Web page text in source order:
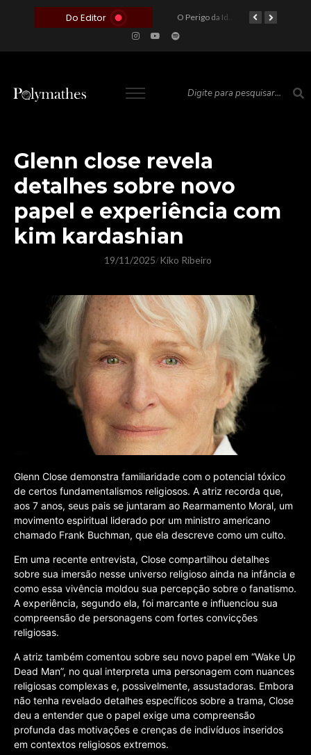
Do Editor
O Voto como Moeda: Clientelismo e o Analfabetismo Funcional Político no Brasil O Perigo da Ideologia Desenfreada na Justiça: Quando a Pauta Política Substitui a Pena Criminal
Glenn close revela
detalhes sobre novo
papel e experiência com
kim kardashian
19/11/2025/ Kiko Ribeiro
Glenn Close demonstra familiaridade com o potencial tóxico
de certos fundamentalismos religiosos. A atriz recorda que,
aos 7 anos, seus pais se juntaram ao Rearmamento Moral, um
movimento espiritual liderado por um ministro americano
chamado Frank Buchman, que ela descreve como um culto.
Em uma recente entrevista, Close compartilhou detalhes
sobre sua imersão nesse universo religioso ainda na infância e
como essa vivência moldou sua percepção sobre o fanatismo.
A experiência, segundo ela, foi marcante e influenciou sua
compreensão de personagens com fortes convicções
religiosas.
A atriz também comentou sobre seu novo papel em “Wake Up
Dead Man”, no qual interpreta uma personagem com nuances
religiosas complexas e, possivelmente, assustadoras. Embora
não tenha revelado detalhes específicos sobre a trama, Close
deu a entender que o papel exige uma compreensão
profunda das motivações e crenças de indivíduos inseridos
em contextos religiosos extremos.